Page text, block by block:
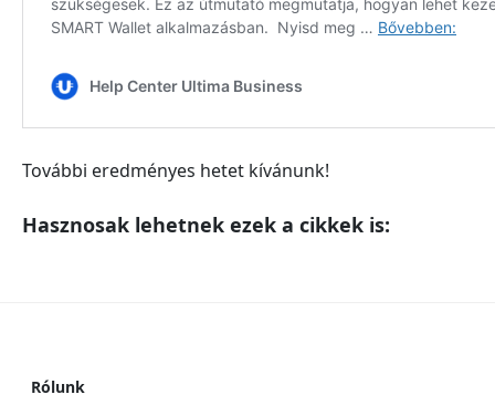
További eredményes hetet kívánunk!
Hasznosak lehetnek ezek a cikkek is:
Rólunk